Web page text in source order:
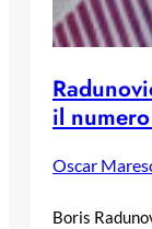
il
Oscar
Boris